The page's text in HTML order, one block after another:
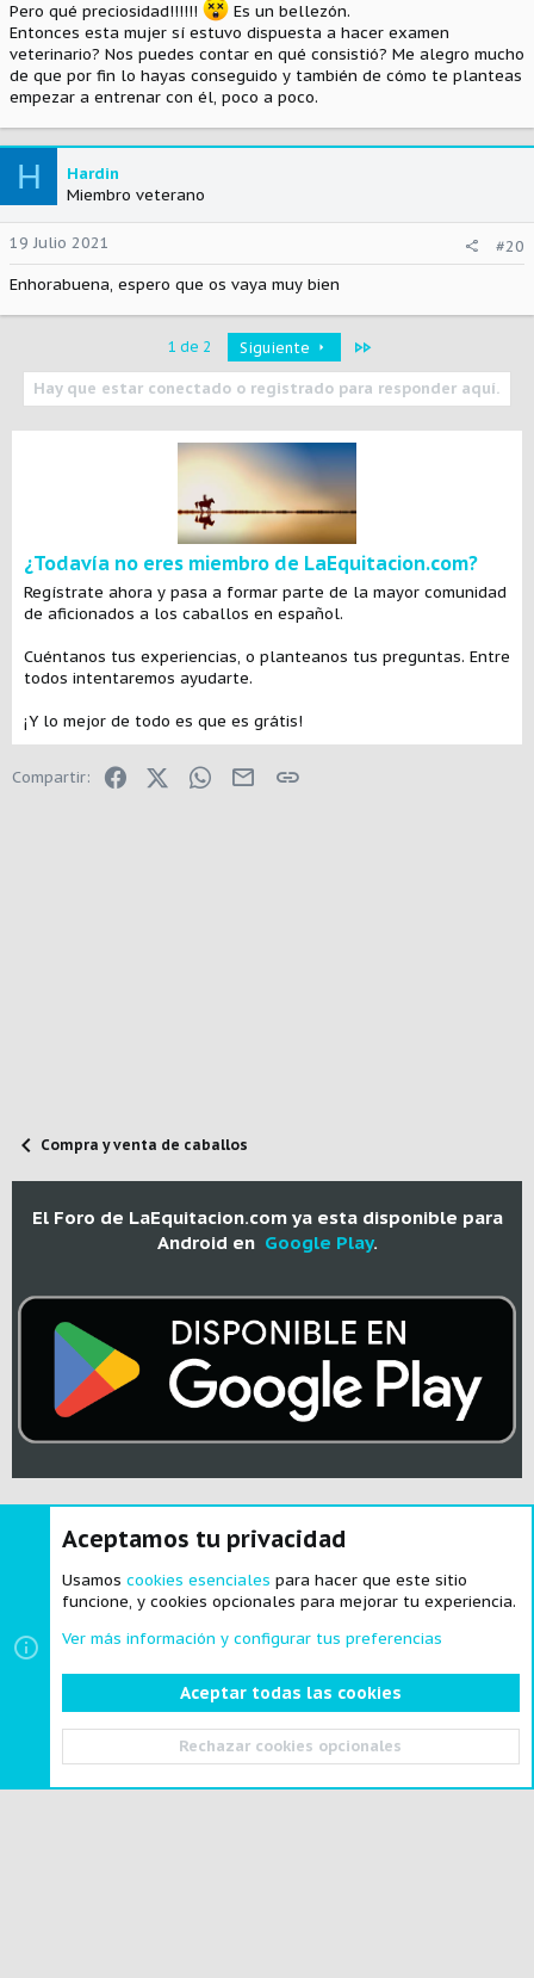
Pero qué preciosidad!!!!!!
Es un bellezón.
Entonces esta mujer sí estuvo dispuesta a hacer examen
veterinario? Nos puedes contar en qué consistió? Me alegro mucho
de que por fin lo hayas conseguido y también de cómo te planteas
empezar a entrenar con él, poco a poco.
H
Hardin
Miembro veterano
19 Julio 2021
#20
Enhorabuena, espero que os vaya muy bien
1 de 2 Siguiente Último
Hay que estar conectado o registrado para responder aquí.
¿Todavía no eres miembro de LaEquitacion.com?
Regístrate ahora y pasa a formar parte de la mayor comunidad
de aficionados a los caballos en español.
Cuéntanos tus experiencias, o planteanos tus preguntas. Entre
todos intentaremos ayudarte.
¡Y lo mejor de todo es que es grátis!
Compartir: FacebookX (Twitter)WhatsApp
E-mailEnlace
Compra y venta de caballos
El Foro de LaEquitacion.com ya esta disponible para
Android en Google Play.
Cookies
Español
Contactarnos
Términos y reglas Política de privacidad
Ayuda
Community platform by XenForo ® © 2010-2024 XenForo Ltd.
Aceptamos tu privacidad
Usamos cookies esenciales para hacer que este sitio
funcione, y cookies opcionales para mejorar tu experiencia.
Ver más información y configurar tus preferencias
Aceptar todas las cookies
Rechazar cookies opcionales